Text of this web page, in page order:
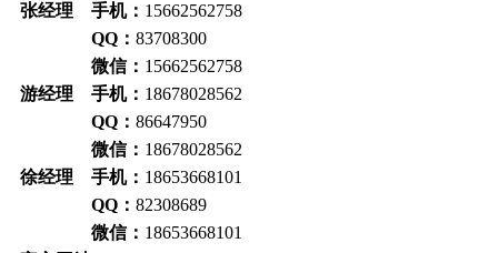
张经理 手机： 15662562758
QQ： 83708300
微信： 15662562758
游经理 手机： 18678028562
QQ： 86647950
微信： 18678028562
徐经理 手机： 18653668101
QQ： 82308689
微信： 18653668101